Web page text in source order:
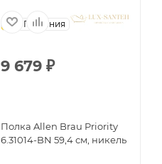
Германия
9 679 ₽
Полка Allen Brau Priority
6.31014-BN 59,4 см, никель